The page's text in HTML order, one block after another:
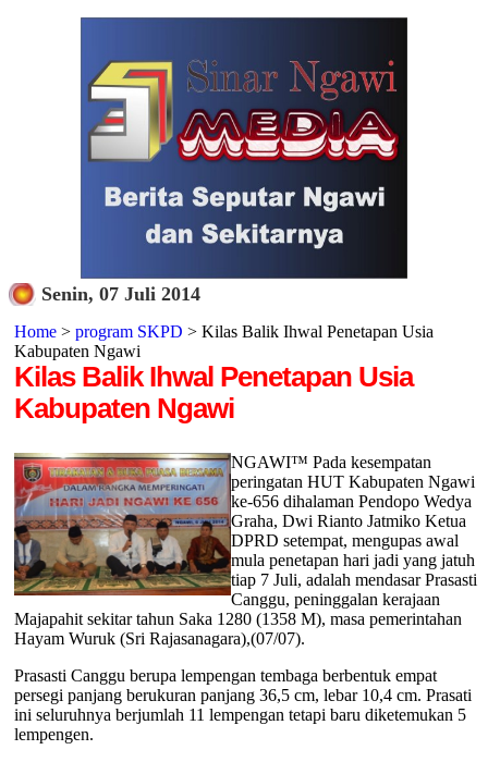
Senin, 07 Juli 2014
Home> program SKPD > Kilas Balik Ihwal Penetapan Usia
Kabupaten Ngawi
Kilas Balik Ihwal Penetapan Usia
Kabupaten Ngawi
NGAWI™ Pada kesempatan
peringatan HUT Kabupaten Ngawi
ke-656 dihalaman Pendopo Wedya
Graha, Dwi Rianto Jatmiko Ketua
DPRD setempat, mengupas awal
mula penetapan hari jadi yang jatuh
tiap 7 Juli, adalah mendasar Prasasti
Canggu, peninggalan kerajaan
Majapahit sekitar tahun Saka 1280 (1358 M), masa pemerintahan
Hayam Wuruk (Sri Rajasanagara),(07/07).
Prasasti Canggu berupa lempengan tembaga berbentuk empat
persegi panjang berukuran panjang 36,5 cm, lebar 10,4 cm. Prasati
ini seluruhnya berjumlah 11 lempengan tetapi baru diketemukan 5
lempengen.